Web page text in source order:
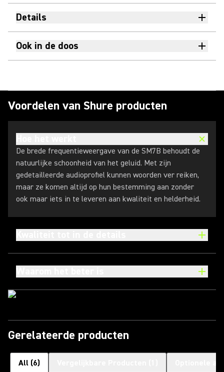
Details
Ook in de doos
Voordelen van Shure producten
De brede frequentieweergave van de SM7B behoudt de
natuurlijke schoonheid van het geluid. Met zijn
gedetailleerde audioprofiel kunnen woorden ver reiken,
maar ze komen altijd op hun bestemming aan zonder
ook maar iets in te leveren aan kwaliteit en helderheid.
Gerelateerde producten
All (6)